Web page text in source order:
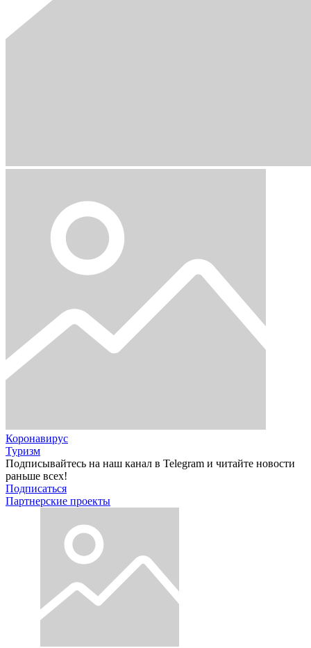
Коронавирус
Туризм
Подписывайтесь на наш канал в Telegram и читайте новости
раньше всех!
Подписаться
Партнерские проекты